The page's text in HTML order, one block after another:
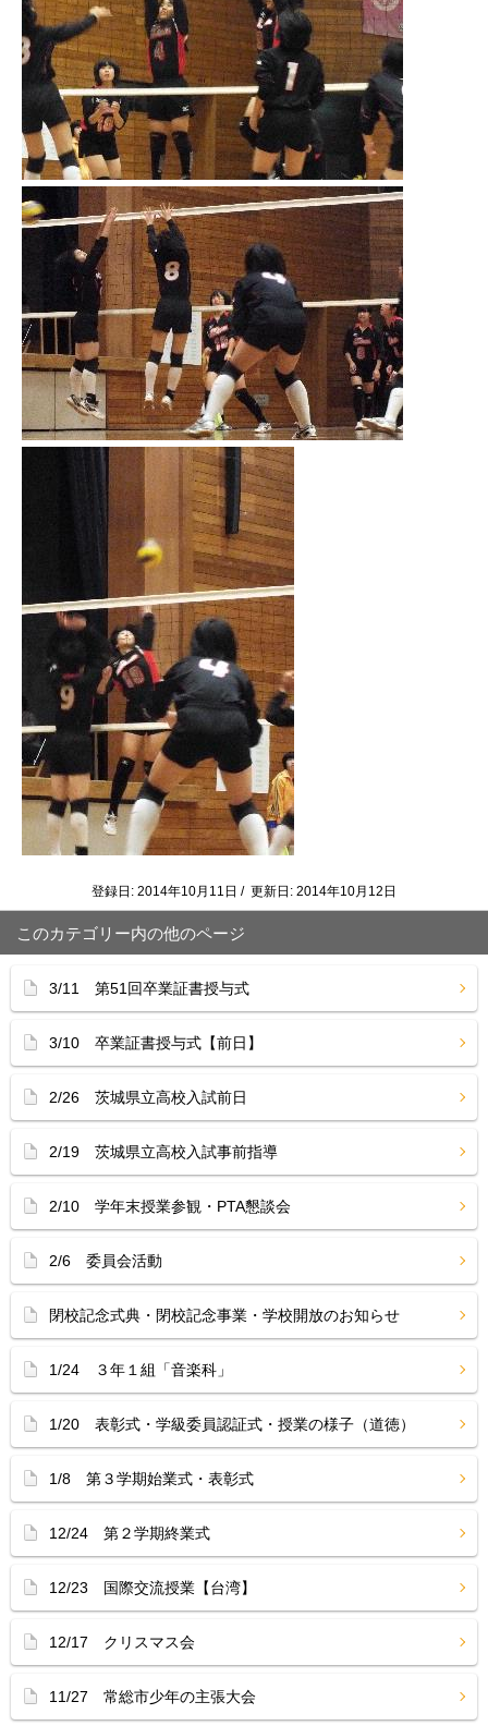
登録日: 2014年10月11日 / 更新日: 2014年10月12日
このカテゴリー内の他のページ
3/11 第51回卒業証書授与式
3/10 卒業証書授与式【前日】
2/26 茨城県立高校入試前日
2/19 茨城県立高校入試事前指導
2/10 学年末授業参観・PTA懇談会
2/6 委員会活動
閉校記念式典・閉校記念事業・学校開放のお知らせ
1/24 ３年１組「音楽科」
1/20 表彰式・学級委員認証式・授業の様子（道徳）
1/8 第３学期始業式・表彰式
12/24 第２学期終業式
12/23 国際交流授業【台湾】
12/17 クリスマス会
11/27 常総市少年の主張大会